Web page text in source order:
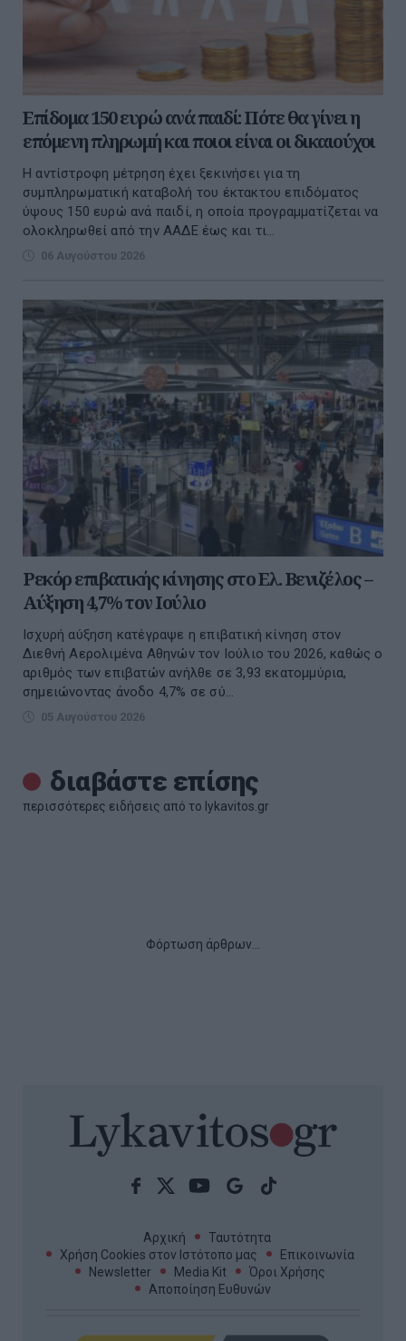
Επίδομα 150 ευρώ ανά παιδί: Πότε θα γίνει η
επόμενη πληρωμή και ποιοι είναι οι δικαιούχοι
Η αντίστροφη μέτρηση έχει ξεκινήσει για τη
συμπληρωματική καταβολή του έκτακτου επιδόματος
ύψους 150 ευρώ ανά παιδί, η οποία προγραμματίζεται να
ολοκληρωθεί από την ΑΑΔΕ έως και τι...
06 Αυγούστου 2026
Ρεκόρ επιβατικής κίνησης στο Ελ. Βενιζέλος –
Αύξηση 4,7% τον Ιούλιο
Ισχυρή αύξηση κατέγραψε η επιβατική κίνηση στον
Διεθνή Αερολιμένα Αθηνών τον Ιούλιο του 2026, καθώς ο
αριθμός των επιβατών ανήλθε σε 3,93 εκατομμύρια,
σημειώνοντας άνοδο 4,7% σε σύ...
05 Αυγούστου 2026
διαβάστε επίσης
περισσότερες ειδήσεις από το lykavitos.gr
Φόρτωση άρθρων...
Αρχική
Ταυτότητα
Χρήση Cookies στον Ιστότοπο μας
Επικοινωνία
Newsletter
Media Kit
Όροι Χρήσης
Αποποίηση Ευθυνών